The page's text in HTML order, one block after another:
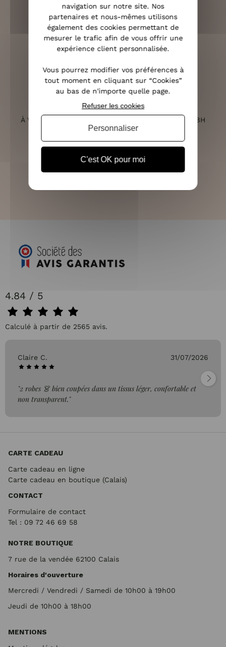
RETOURS SOUS 14 JOURS
SERVICE CLIENT
À VOTRE ÉCOUTE DU LUNDI AU SAMEDI DE 10H À 18H
PAIEMENT 100% SÉCURISÉ
4.84 / 5
Calculé à partir de 2565 avis.
Claire C. 31/07/2026
"2 robes 👗 bien coupées dans un tissus léger, confortable et
non transparent."
CARTE CADEAU
Carte cadeau en ligne
Carte cadeau en boutique (Calais)
CONTACT
Formulaire de contact
Tel : 09 72 46 69 58
NOTRE BOUTIQUE
7 rue de la vendée 62100 Calais
Horaires d'ouverture
Mercredi / Vendredi / Samedi de 10h00 à 19h00
Jeudi de 10h00 à 18h00
MENTIONS
navigation sur notre site. Nos
partenaires et nous-mêmes utilisons
également des cookies permettant de
mesurer le trafic afin de vous offrir une
expérience client personnalisée.
Vous pourrez modifier vos préférences à
tout moment en cliquant sur “Cookies”
au bas de n'importe quelle page.
C'est OK pour moi
Refuser les cookies
Personnaliser